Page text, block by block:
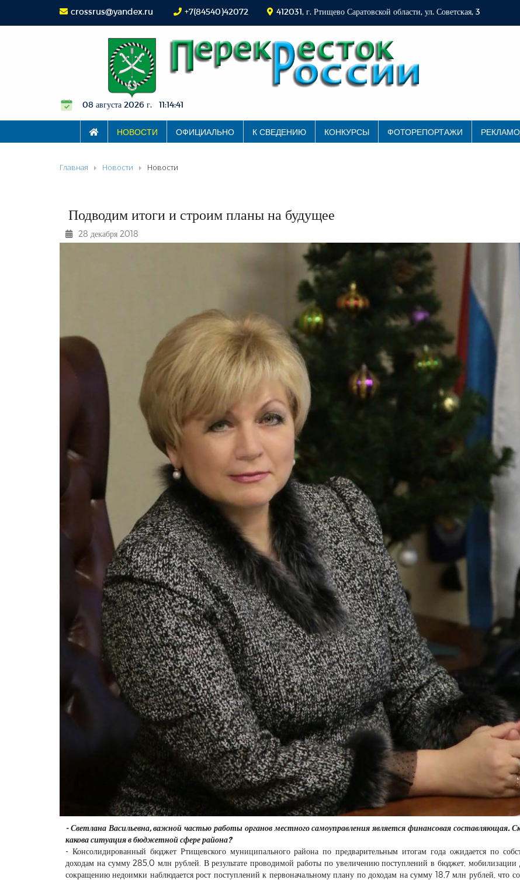
crossrus@yandex.ru +7(84540)42072 412031, г. Ртищево Саратовской области, ул. Советская, 3
08 августа 2026 г. 11:14:42
НОВОСТИ ОФИЦИАЛЬНО К СВЕДЕНИЮ КОНКУРСЫ ФОТОРЕПОРТАЖИ
Главная Новости Новости
Подводим итоги и строим планы на будущее
28 декабря 2018
- Светлана Васильевна, важной частью работы органов местного самоуправления является финансовая составляющая.
какова ситуация в бюджетной сфере района?
- Консолидированный бюджет Ртищевского муниципального района по предварительным итогам года ожидается по
доходам на сумму 285,0 млн рублей. В результате проводимой работы по увеличению поступлений в бюджет, мобилизации
сокращению недоимки наблюдается рост поступлений к первоначальному плану по доходам на сумму 18,7 млн рублей, что